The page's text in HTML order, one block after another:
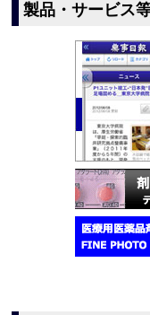
製品・サービス